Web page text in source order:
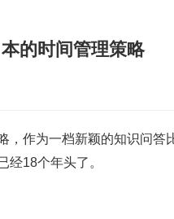
的时间管理策略
，作为一档新颖的知识问答
经18个年头了。